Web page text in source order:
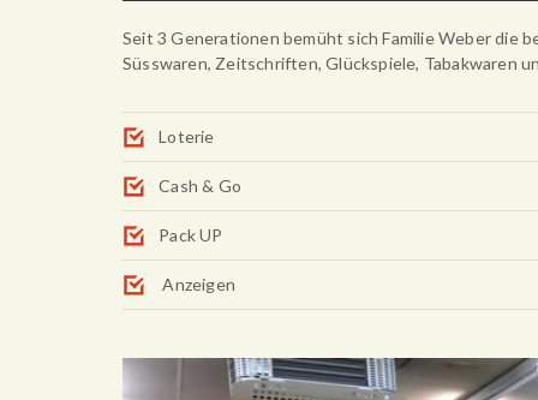
Seit 3 Generationen bemüht sich Familie Weber die
Süsswaren, Zeitschriften, Glückspiele, Tabakwaren
Loterie
Cash & Go
Pack UP
Anzeigen